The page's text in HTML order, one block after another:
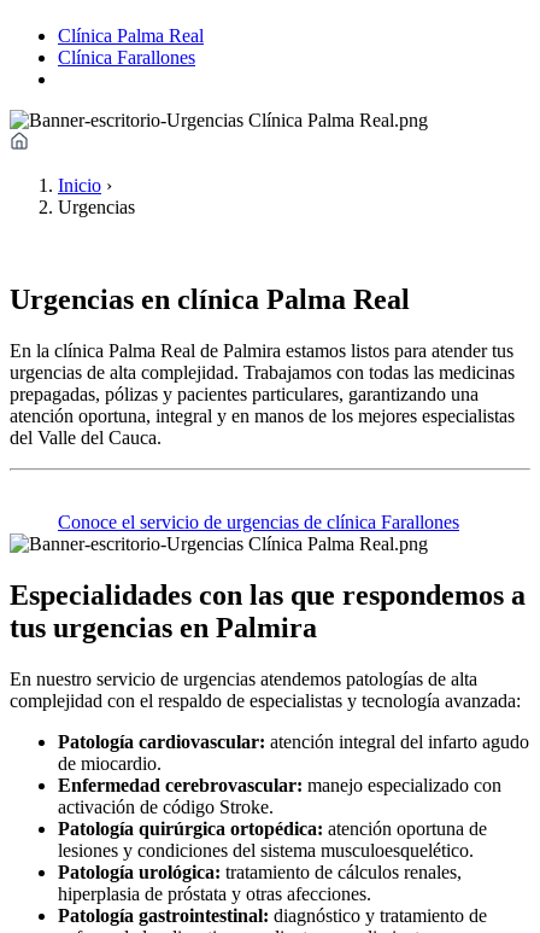
Clínica Palma Real
Clínica Farallones
Inicio ›
Urgencias
Urgencias en clínica Palma Real
En la clínica Palma Real de Palmira estamos listos para atender tus
urgencias de alta complejidad. Trabajamos con todas las medicinas
prepagadas, pólizas y pacientes particulares, garantizando una
atención oportuna, integral y en manos de los mejores especialistas
del Valle del Cauca.
Conoce el servicio de urgencias de clínica Farallones
Especialidades con las que respondemos a
tus urgencias en Palmira
En nuestro servicio de urgencias atendemos patologías de alta
complejidad con el respaldo de especialistas y tecnología avanzada:
Patología cardiovascular: atención integral del infarto agudo
de miocardio.
Enfermedad cerebrovascular: manejo especializado con
activación de código Stroke.
Patología quirúrgica ortopédica: atención oportuna de
lesiones y condiciones del sistema musculoesquelético.
Patología urológica: tratamiento de cálculos renales,
hiperplasia de próstata y otras afecciones.
Patología gastrointestinal: diagnóstico y tratamiento de